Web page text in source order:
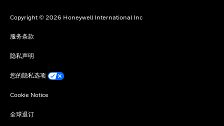
Copyright © 2026 Honeywell International Inc
服务条款
隐私声明
您的隐私选项
Cookie Notice
全球退订